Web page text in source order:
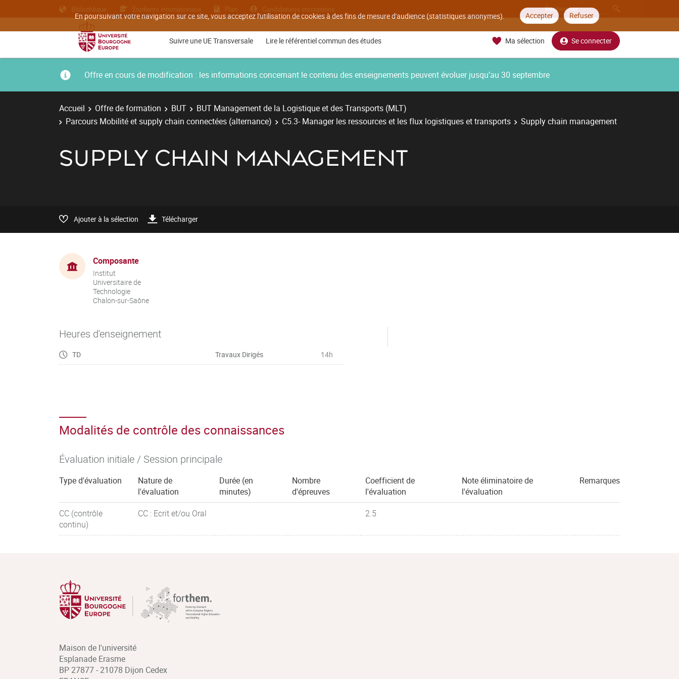
En poursuivant votre navigation sur ce site, vous acceptez l'utilisation de cookies à des fins de mesure d'audience (statistiques anonymes). Accepter Refuser
Bibliothèque Etudiants internationaux Plan Candidatures inscriptions
Suivre une UE Transversale Lire le référentiel commun des études Ma sélection Se connecter
Offre en cours de modification : les informations concernant le contenu des enseignements peuvent évoluer jusqu’au 30 septembre
Accueil Offre de formation BUT
BUT Management de la Logistique et des Transports (MLT)
Parcours Mobilité et supply chain connectées (alternance)
C5.3- Manager les ressources et les flux logistiques et transports Supply chain management
SUPPLY CHAIN MANAGEMENT
Ajouter à la sélection Télécharger
Composante
Institut
Universitaire de
Technologie
Chalon-sur-Saône
Heures d'enseignement
TD Travaux Dirigés 14h
Modalités de contrôle des connaissances
Évaluation initiale / Session principale
Type d'évaluation
Nature de
l'évaluation
Durée (en
minutes)
Nombre
d'épreuves
Coefficient de
l'évaluation
Note éliminatoire de
l'évaluation
Remarques
CC (contrôle
continu)
CC : Ecrit et/ou Oral 2.5
Maison de l'université
Esplanade Erasme
BP 27877 - 21078 Dijon Cedex